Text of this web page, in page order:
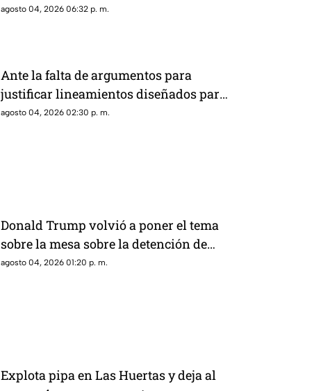
organizado. Conoce los detalles de la medida
agosto 04, 2026 06:32 p. m.
Ante la falta de argumentos para
justificar lineamientos diseñados para
censurar, el Gobierno recurrió a la
agosto 04, 2026 02:30 p. m.
Donald Trump volvió a poner el tema
sobre la mesa sobre la detención de
Rubén Rocha Moya y Enrique Inzunza
agosto 04, 2026 01:20 p. m.
Explota pipa en Las Huertas y deja al